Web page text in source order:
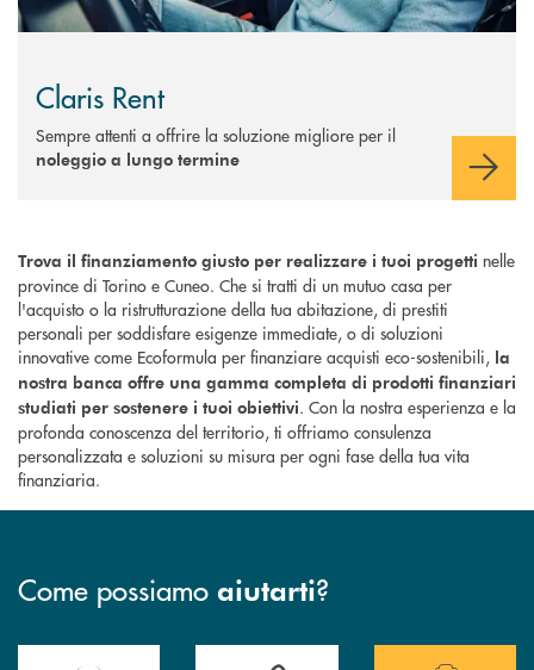
Claris Rent
Sempre attenti a offrire la soluzione migliore per il
noleggio a lungo termine
Trova il finanziamento giusto per realizzare i tuoi progetti nelle
province di Torino e Cuneo. Che si tratti di un mutuo casa per
l'acquisto o la ristrutturazione della tua abitazione, di prestiti
personali per soddisfare esigenze immediate, o di soluzioni
innovative come Ecoformula per finanziare acquisti eco-sostenibili, la
nostra banca offre una gamma completa di prodotti finanziari
studiati per sostenere i tuoi obiettivi. Con la nostra esperienza e la
profonda conoscenza del territorio, ti offriamo consulenza
personalizzata e soluzioni su misura per ogni fase della tua vita
finanziaria.
Come possiamo aiutarti?
Accedi all' elenco completo delle filiali della Banca.
Hai bisogno di assistenza immediata?
Hai bisogno di